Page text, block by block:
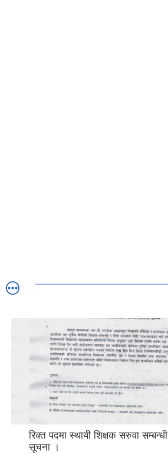
रिक्त पदमा स्थायी शिक्षक सरुवा सम्बन्धी
सूचना ।